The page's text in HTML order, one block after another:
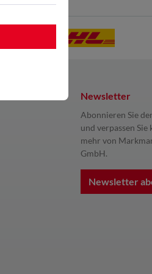
Newsletter
Abonnieren Sie
und verpassen
mehr von
GmbH.
Newsletter